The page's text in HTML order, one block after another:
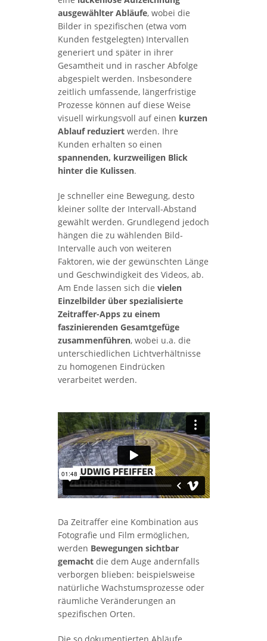
ausgewählter Abläufe, wobei die
Bilder in spezifischen (etwa vom
Kunden festgelegten) Intervallen
generiert und später in ihrer
Gesamtheit und in rascher Abfolge
abgespielt werden. Insbesondere
zeitlich umfassende, längerfristige
Prozesse können auf diese Weise
visuell wirkungsvoll auf einen kurzen
Ablauf reduziertwerden. Ihre
Kunden erhalten so einen
spannenden, kurzweiligen Blick
hinter die Kulissen.
Je schneller eine Bewegung, desto
kleiner sollte der Intervall-Abstand
gewählt werden. Grundlegend jedoch
hängen die zu wählenden Bild-
Intervalle auch von weiteren
Faktoren, wie der gewünschten Länge
und Geschwindigkeit des Videos, ab.
Am Ende lassen sich die vielen
Einzelbilder über spezialisierte
Zeitraffer-Apps zu einem
faszinierenden Gesamtgefüge
zusammenführen, wobei u.a. die
unterschiedlichen Lichtverhältnisse
zu homogenen Eindrücken
verarbeitet werden.
Da Zeitraffer eine Kombination aus
Fotografie und Film ermöglichen,
werden Bewegungen sichtbar
gemacht die dem Auge andernfalls
verborgen blieben: beispielsweise
natürliche Wachstumsprozesse oder
räumliche Veränderungen an
spezifischen Orten.
Die so dokumentierten Abläufe